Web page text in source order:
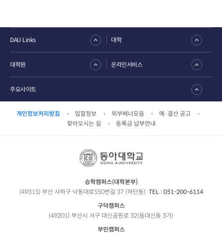
개인정보처리방침 입찰정보 외부배너모음
예·결산 공고
찾아오시는 길
등록금 납부안내
DAU Links 대학
대학원 온라인서비스
주요사이트
승학캠퍼스(대학본부)
(49315) 부산 사하구 낙동대로550번길 37 (하단동) TEL : 051-200-6114
구덕캠퍼스
(49201) 부산시 서구 대신공원로 32(동대신동 3가)
부민캠퍼스